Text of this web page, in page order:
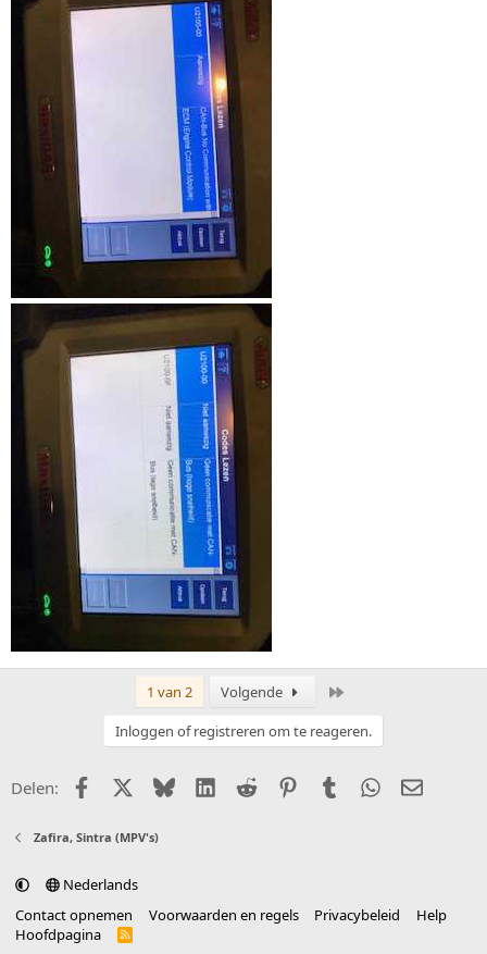
1 van 2 Volgende
Inloggen of registreren om te reageren.
Delen: FacebookX (Twitter)
BlueskyLinkedIn
Reddit PinterestTumblr WhatsApp
E-mail
Zafira, Sintra (MPV's)
Nederlands
Contact opnemen
Voorwaarden en regels Privacybeleid
Help
Hoofdpagina
R